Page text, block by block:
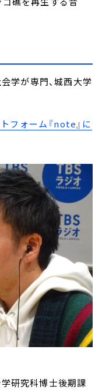
学が専門、城西大学
フォーム『note』に
研究科博士後期課